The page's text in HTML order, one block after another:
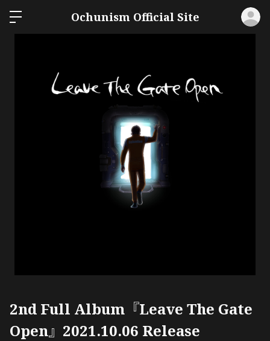
Ochunism Official Site
2nd Full Album『Leave The Gate
Open』2021.10.06 Release